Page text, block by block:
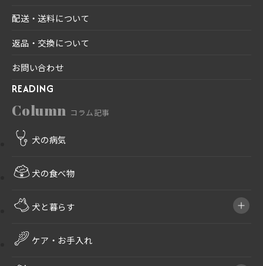
配送・送料について
返品・交換について
お問い合わせ
READING
Column コラム記事
犬の病気
犬の食べ物
犬と暮らす
ケア・お手入れ